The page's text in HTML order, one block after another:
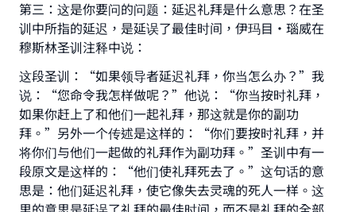
第三：这是你要问的问题：延迟礼拜是什么意思？在圣
训中所指的延迟，是延误了最佳时间，伊玛目·瑙威在
穆斯林圣训注释中说：
这段圣训：“如果领导者延迟礼拜，你当怎么办？”我
说：“您命令我怎样做呢？”他说：“你当按时礼拜，
如果你赶上了和他们一起礼拜，那这就是你的副功
拜。”另外一个传述是这样的：“你们要按时礼拜，并
将你们与他们一起做的礼拜作为副功拜。”圣训中有一
段原文是这样的：“他们使礼拜死去了。”这句话的意
思是：他们延迟礼拜，使它像失去灵魂的死人一样。这